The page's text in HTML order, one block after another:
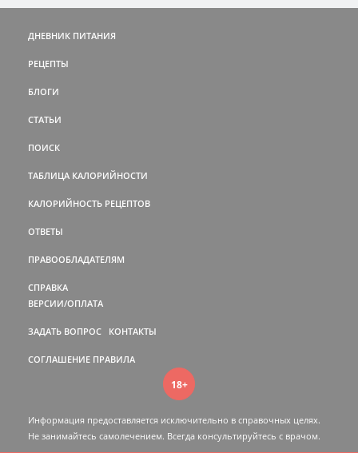
ДНЕВНИК ПИТАНИЯ
РЕЦЕПТЫ
БЛОГИ
СТАТЬИ
ПОИСК
ТАБЛИЦА КАЛОРИЙНОСТИ
КАЛОРИЙНОСТЬ РЕЦЕПТОВ
ОТВЕТЫ
ПРАВООБЛАДАТЕЛЯМ
СПРАВКА
ВЕРСИИ/ОПЛАТА
ЗАДАТЬ ВОПРОС КОНТАКТЫ
СОГЛАШЕНИЕ ПРАВИЛА
18+
Информация предоставляется исключительно в справочных целях.
Не занимайтесь самолечением. Всегда консультируйтесь c врачом.